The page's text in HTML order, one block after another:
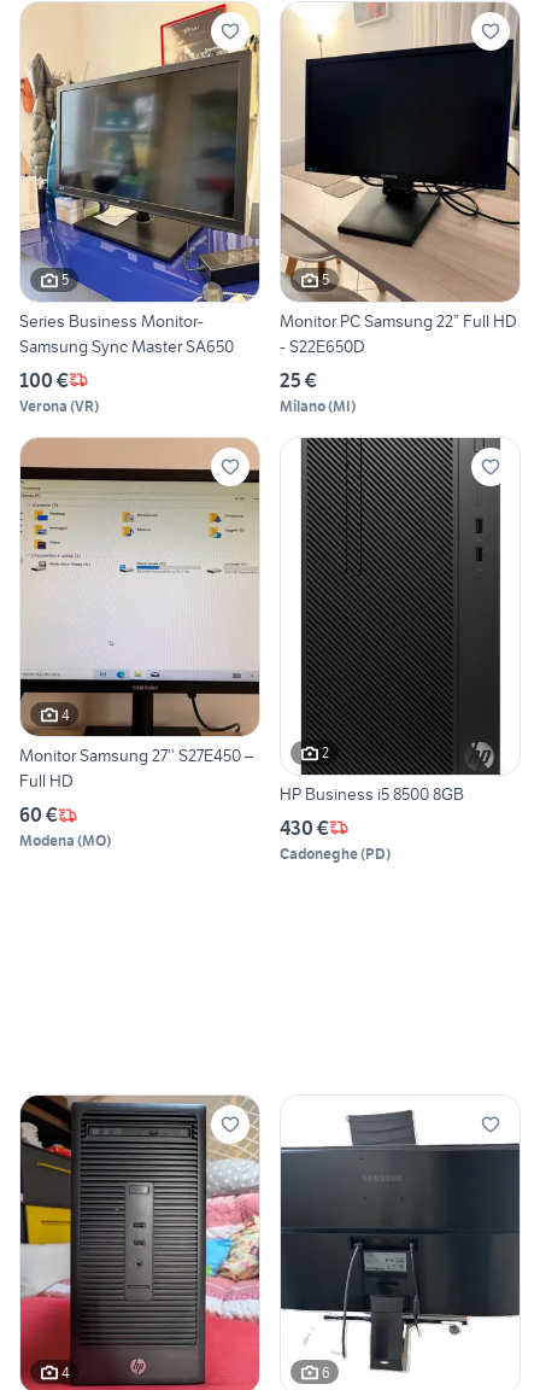
5
Series Business Monitor-
Samsung Sync Master SA650
100 €
Verona (VR)
5
Monitor PC Samsung 22” Full HD
- S22E650D
25 €
Milano(MI)
4
Monitor Samsung 27’’ S27E450 –
Full HD
60 €
Modena (MO)
2
HP Business i5 8500 8GB
430 €
Cadoneghe(PD)
4 6